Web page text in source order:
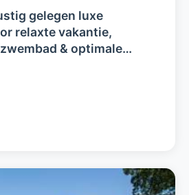
gelegen luxe
relaxte vakantie,
& optimale